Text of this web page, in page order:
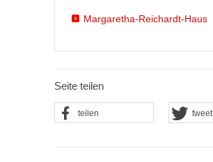
Margaretha-Reichardt-Haus
Seite teilen
teilen tweet